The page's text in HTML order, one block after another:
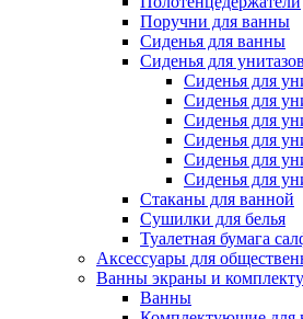
Поручни для ванны
Сиденья для ванны
Сиденья для унитазов
Сиденья для
Сиденья для
Сиденья для
Сиденья для
Сиденья для
Сиденья для
Стаканы для ванной
Сушилки для белья
Туалетная бумага
Аксессуары для
Ванны экраны и
Ванны